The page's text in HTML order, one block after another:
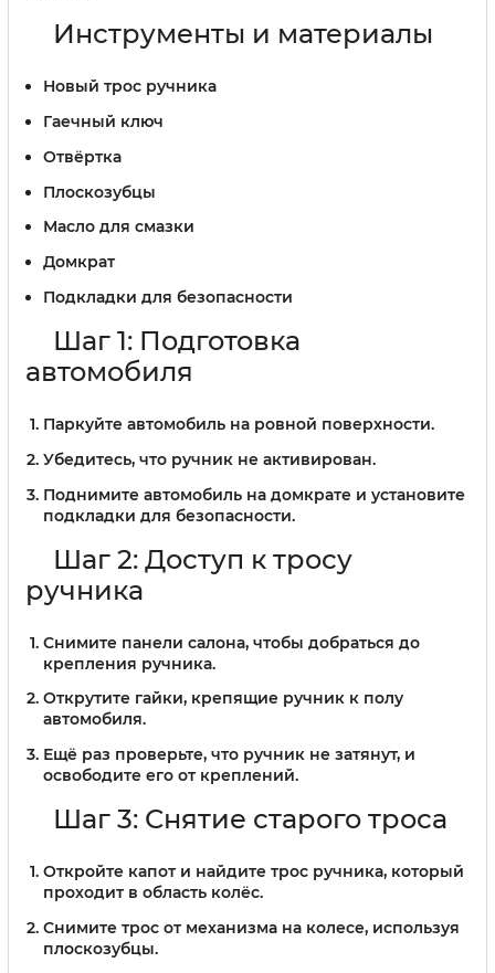
Инструменты и материалы
Новый трос ручника
Гаечный ключ
Отвёртка
Плоскозубцы
Масло для смазки
Домкрат
Подкладки для безопасности
Шаг 1: Подготовка
автомобиля
Паркуйте автомобиль на ровной поверхности.
Убедитесь, что ручник не активирован.
Поднимите автомобиль на домкрате и установите
подкладки для безопасности.
Шаг 2: Доступ к тросу
ручника
Снимите панели салона, чтобы добраться до
крепления ручника.
Открутите гайки, крепящие ручник к полу
автомобиля.
Ещё раз проверьте, что ручник не затянут, и
освободите его от креплений.
Шаг 3: Снятие старого троса
Откройте капот и найдите трос ручника, который
проходит в область колёс.
Снимите трос от механизма на колесе, используя
плоскозубцы.